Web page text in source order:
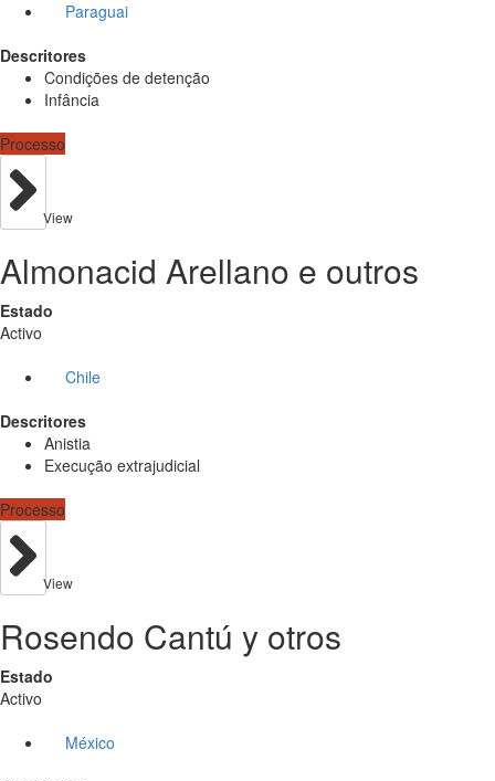
Paraguai
Descritores
Condições de detenção
Infância
Processo
View
Almonacid Arellano e outros
Estado
Activo
Chile
Descritores
Anistia
Execução extrajudicial
Processo
View
Rosendo Cantú y otros
Estado
Activo
México